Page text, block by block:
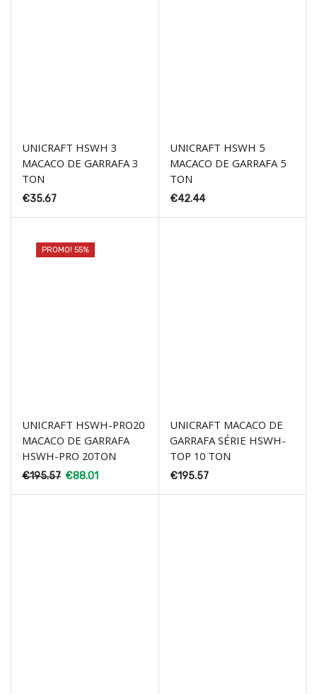
UNICRAFT HSWH 3
MACACO DE GARRAFA 3
TON
€35.67
UNICRAFT HSWH 5
MACACO DE GARRAFA 5
TON
€42.44
PROMO! 55%
UNICRAFT HSWH-PRO20
MACACO DE GARRAFA
HSWH-PRO 20TON
€195.57 €88.01
UNICRAFT MACACO DE
GARRAFA SÉRIE HSWH-
TOP 10 TON
€195.57